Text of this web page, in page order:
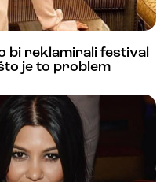
bi reklamirali festival
je to problem